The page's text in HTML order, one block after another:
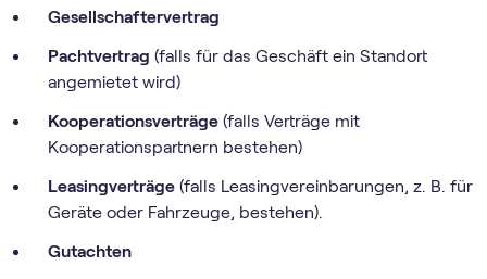
Gesellschaftervertrag
Pachtvertrag (falls für das Geschäft ein Standort
angemietet wird)
Kooperationsverträge (falls Verträge mit
Kooperationspartnern bestehen)
Leasingverträge (falls Leasingvereinbarungen, z. B. für
Geräte oder Fahrzeuge, bestehen).
Gutachten